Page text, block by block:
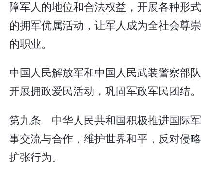
障军人的地位和合法权益，开展各种形式
的拥军优属活动，让军人成为全社会尊崇
的职业。
中国人民解放军和中国人民武装警察部队
开展拥政爱民活动，巩固军政军民团结。
第九条 中华人民共和国积极推进国际军
事交流与合作，维护世界和平，反对侵略
扩张行为。